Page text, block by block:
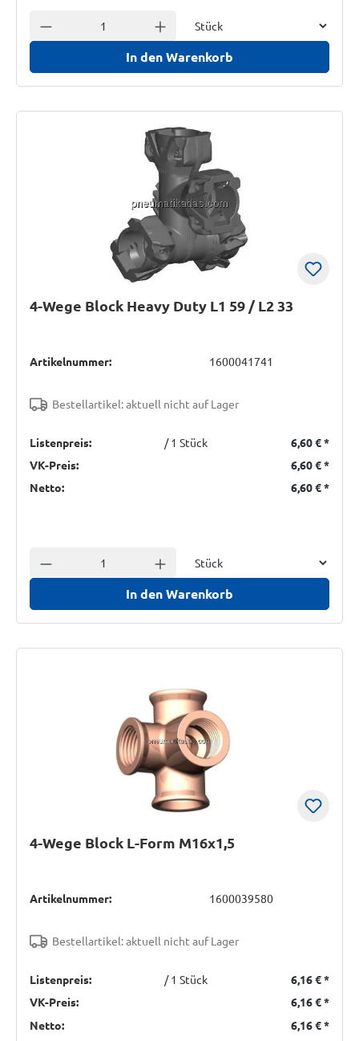
Anzahl verringern Anzahl erhöhen
In den Warenkorb
4-Wege Block Heavy Duty L1 59 / L2 33
Artikelnummer: 1600041741
Bestellartikel: aktuell nicht auf Lager
Listenpreis: / 1 Stück 6,60 €*
VK-Preis:
6,60 €*
Netto:
6,60 €*
Anzahl verringern Anzahl erhöhen
In den Warenkorb
4-Wege Block L-Form M16x1,5
Artikelnummer: 1600039580
Bestellartikel: aktuell nicht auf Lager
Listenpreis: / 1 Stück 6,16 €*
VK-Preis:
6,16 €*
Netto:
6,16 €*